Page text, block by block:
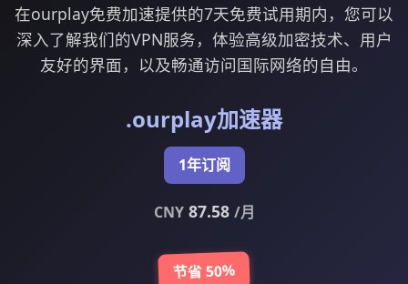
在ourplay免费加速提供的7天免费试用期内，您可以
深入了解我们的VPN服务，体验高级加密技术、用户
友好的界面，以及畅通访问国际网络的自由。
.ourplay加速器
1年订阅
CNY87.58 /月
节省 50%